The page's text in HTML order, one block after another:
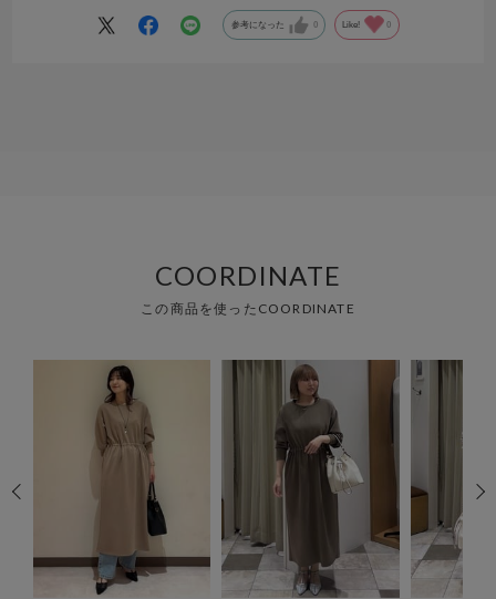
参考になった 0 Like! 0
COORDINATE
この商品を使ったCOORDINATE